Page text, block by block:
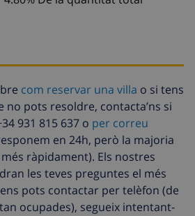
com reservar una villa o si tens
no pots resoldre, contacta’ns si
931 815 637 o per correu
en 24h, però la majoria
ràpidament). Els nostres
les teves preguntes el més
pots contactar per telèfon (de
ocupades), segueix intentant-